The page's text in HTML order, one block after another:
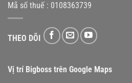
Mã số thuế : 0108363739
THEO DÕI
Vị trí Bigboss trên Google Maps